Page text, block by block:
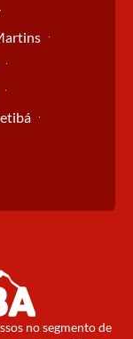
no segmento de